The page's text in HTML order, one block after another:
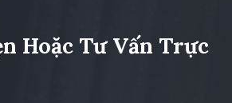
Hoặc Tư Vấn Trực